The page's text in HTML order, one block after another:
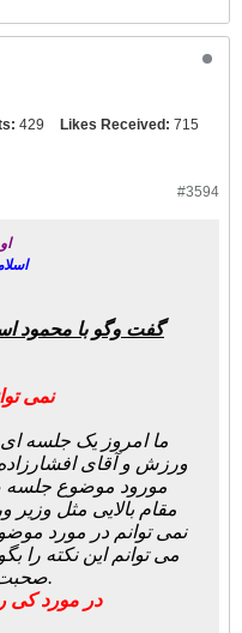
429 Likes Received: 715
#3594
گفت وگو با محمود
نمی
ما امروز یک جلسه
ورزش و آقای افشارزاده
مورود موضوع جلسه
مقام بالایی مثل
نمی توانم در مورد
می توانم این نکته
صحبت های کلی در مورد فوتبال بود.
در مورد کی